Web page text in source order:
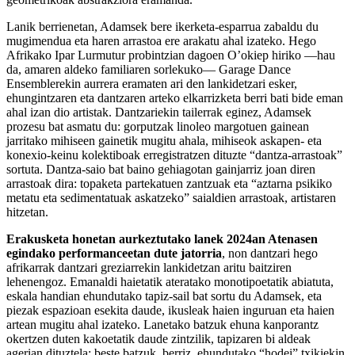
Lanik berrienetan, Adamsek bere ikerketa-esparrua zabaldu du
mugimendua eta haren arrastoa ere arakatu ahal izateko. Hego
Afrikako Ipar Lurmutur probintzian dagoen O’okiep hiriko —hau
da, amaren aldeko familiaren sorlekuko— Garage Dance
Ensemblerekin aurrera eramaten ari den lankidetzari esker,
ehungintzaren eta dantzaren arteko elkarrizketa berri bati bide eman
ahal izan dio artistak. Dantzariekin tailerrak eginez, Adamsek
prozesu bat asmatu du: gorputzak linoleo margotuen gainean
jarritako mihiseen gainetik mugitu ahala, mihiseok askapen- eta
konexio-keinu kolektiboak erregistratzen dituzte “dantza-arrastoak”
sortuta. Dantza-saio bat baino gehiagotan gainjarriz joan diren
arrastoak dira: topaketa partekatuen zantzuak eta “aztarna psikiko
metatu eta sedimentatuak askatzeko” saialdien arrastoak, artistaren
hitzetan.
Erakusketa honetan aurkeztutako lanek 2024an Atenasen
egindako performanceetan dute jatorria, non dantzari hego
afrikarrak dantzari greziarrekin lankidetzan aritu baitziren
lehenengoz. Emanaldi haietatik ateratako monotipoetatik abiatuta,
eskala handian ehundutako tapiz-sail bat sortu du Adamsek, eta
piezak espazioan esekita daude, ikusleak haien inguruan eta haien
artean mugitu ahal izateko. Lanetako batzuk ehuna kanporantz
okertzen duten kakoetatik daude zintzilik, tapizaren bi aldeak